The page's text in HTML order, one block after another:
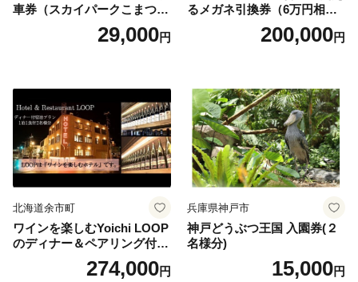
車券（スカイパークこまつ
翼） 駐車場 シャトルバスの
りばすぐ 石川県 小松市
29,000円
るメガネ引換券（6万円相
当） Platinum200,000円
北海道余市町
ワインを楽しむYoichi LOOP
のディナー＆ペアリング付宿
泊プラン＜デラックスツイン
274,000円
兵庫県神戸市
神戸どうぶつ王国 入園券(２
名様分)
15,000円